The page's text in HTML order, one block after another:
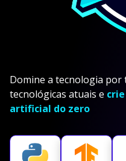
Domine a tecnologia por
tecnológicas atuais e
artificial do zero